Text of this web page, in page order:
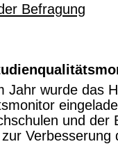
Befragung
Jahr wurde das
und der
Verbesserung